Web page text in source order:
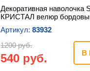
Декоративная наволочка
КРИСТАЛ велюр
Артикул: 83932
1200 руб.
540 руб. В